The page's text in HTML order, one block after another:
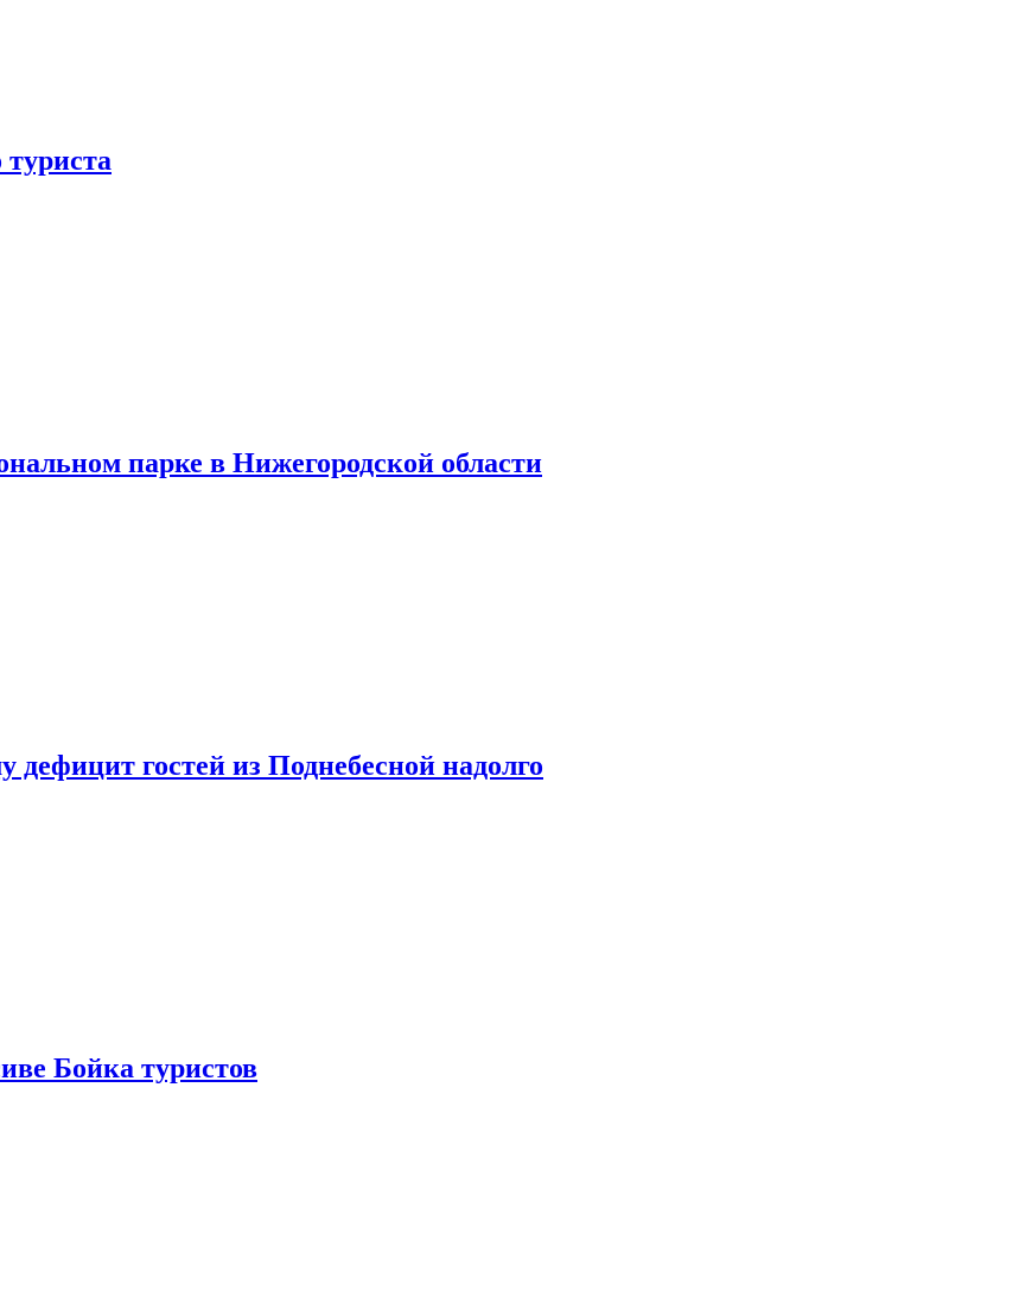
парке в Нижегородской области
дефицит гостей из Поднебесной надолго
Бойка туристов